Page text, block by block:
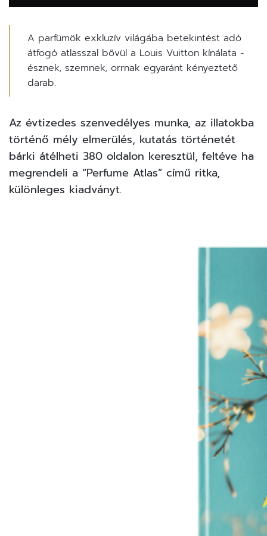
A parfümök exkluzív világába betekintést adó
átfogó atlasszal bővül a Louis Vuitton kínálata -
észnek, szemnek, orrnak egyaránt kényeztető
darab.
Az évtizedes szenvedélyes munka, az illatokba
történő mély elmerülés, kutatás történetét
bárki átélheti 380 oldalon keresztül, feltéve ha
megrendeli a “Perfume Atlas” című ritka,
különleges kiadványt.